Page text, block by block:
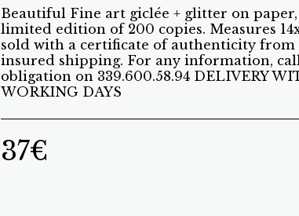
Beautiful Fine art giclée + glitter on
limited edition of 200 copies. Measures
sold with a certificate of authenticity from
insured shipping. For any information,
obligation on 339.600.58.94 DELIVERY
WORKING DAYS
37€